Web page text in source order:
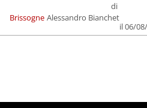
Brissogne
di
Alessandro Bianchet
il 06/